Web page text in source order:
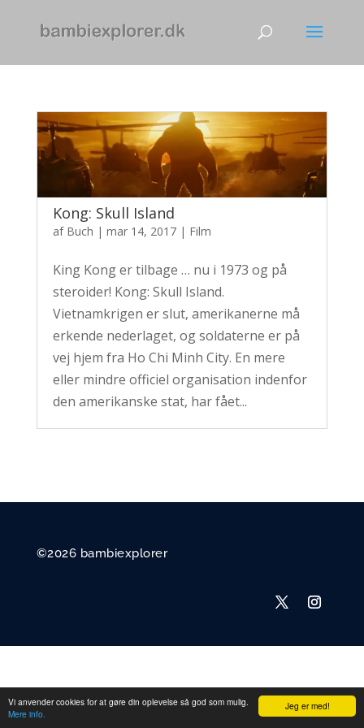
Jeg er med!
Vi anvender cookies for at gøre din oplevelse så god som mulig.
Mere info.
Kong: Skull Island
af Buch | mar 14, 2017| Film
King Kong er tilbage … nu i 1973 og på
steroider! Kong: Skull Island.
Vietnamkrigen er slut, amerikanerne må
erkende nederlaget, og soldaterne er på
vej hjem fra Ho Chi Minh City. En mere
eller mindre officiel organisation indenfor
den amerikanske stat, har fået...
©2026 bambiexplorer